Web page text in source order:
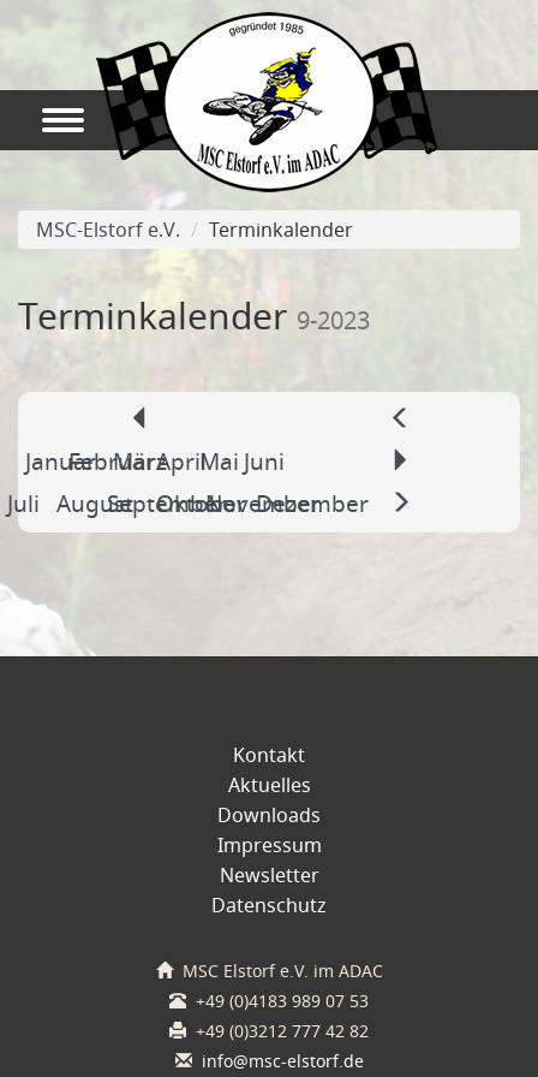
MSC-Elstorf e.V. Terminkalender
Terminkalender 9-2023
JanuarFebruar
MärzAprilMai Juni
Juli AugustSeptember
OktoberNovember
Dezember
Kontakt
Aktuelles
Downloads
Impressum
Newsletter
Datenschutz
MSC Elstorf e.V. im ADAC
+49 (0)4183 989 07 53
+49 (0)3212 777 42 82
info@msc-elstorf.de